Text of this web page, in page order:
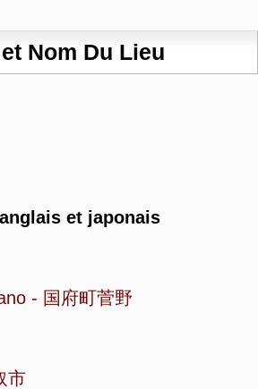
Nom Du Lieu
et japonais
- 国府町菅野
市